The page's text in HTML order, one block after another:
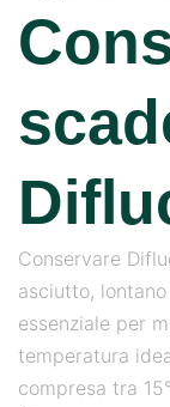
Conservare
asciutto,
essenziale per
temperatura
compresa tra